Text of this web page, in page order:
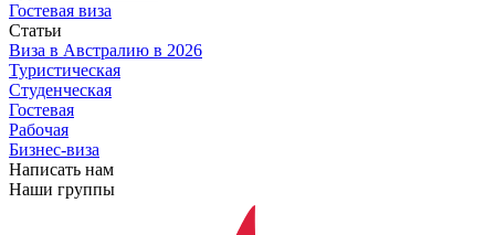
Гостевая виза
Статьи
Виза в Австралию в 2026
Туристическая
Студенческая
Гостевая
Рабочая
Бизнес-виза
Написать нам
Наши группы